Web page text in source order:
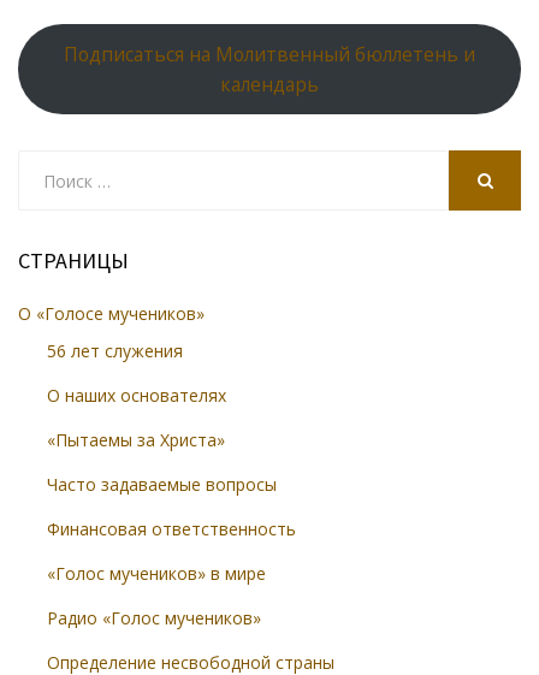
Подписаться на Молитвенный бюллетень и
календарь
СТРАНИЦЫ
О «Голосе мучеников»
56 лет служения
О наших основателях
«Пытаемы за Христа»
Часто задаваемые вопросы
Финансовая ответственность
«Голос мучеников» в мире
Радио «Голос мучеников»
Определение несвободной страны